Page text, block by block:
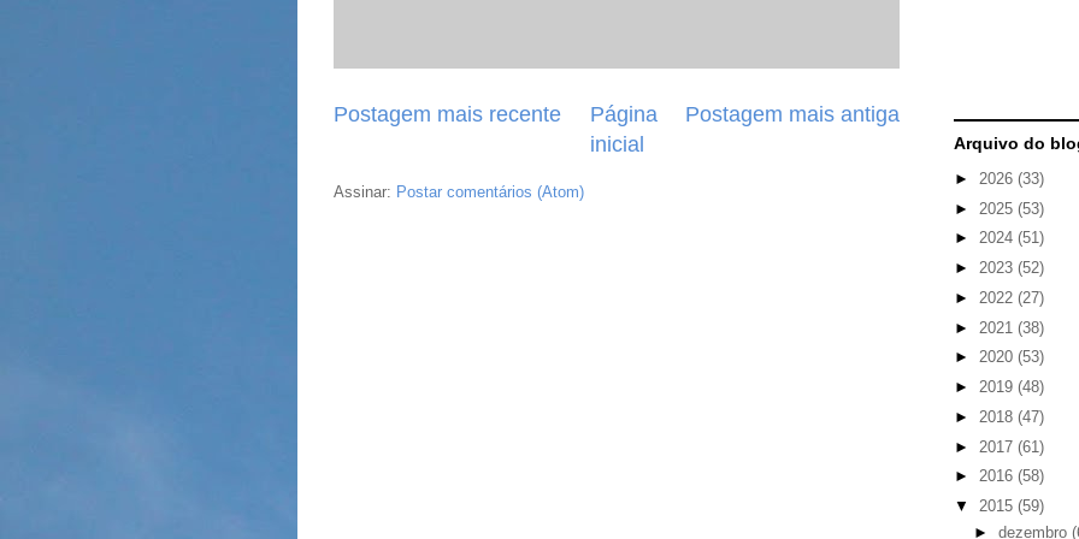
Postagem mais recente Postagem mais antiga
Página
inicial
Assinar: Postar comentários (Atom)
Arquivo do
► 2026 (33)
► 2025 (53)
► 2024 (51)
► 2023 (52)
► 2022 (27)
► 2021 (38)
► 2020 (53)
► 2019 (48)
► 2018 (47)
► 2017 (61)
► 2016 (58)
▼ 2015 (59)
► dezembro